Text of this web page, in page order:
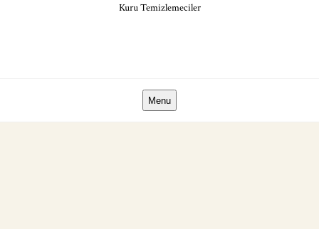
Kuru Temizlemeciler
Menu